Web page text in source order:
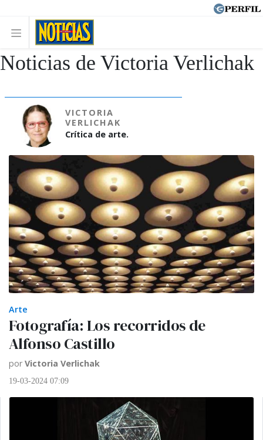
Noticias de Victoria Verlichak
VICTORIA
VERLICHAK
Crítica de arte.
Arte
Fotografía: Los recorridos de
Alfonso Castillo
porVictoria Verlichak
19-03-2024 07:09